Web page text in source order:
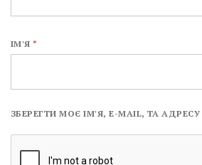
ІМ'Я*
ЗБЕРЕГТИ МОЄ ІМ'Я, E-MAIL, ТА